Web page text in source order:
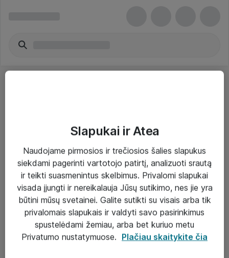
Paslaugos
Sprendimai
Įgyvendinti projektai
Atea ekspertų patarimai verslui
Slapukai ir Atea
Naudojame pirmosios ir trečiosios šalies slapukus
siekdami pagerinti vartotojo patirtį, analizuoti srautą
ir teikti suasmenintus skelbimus. Privalomi slapukai
visada įjungti ir nereikalauja Jūsų sutikimo, nes jie yra
būtini mūsų svetainei. Galite sutikti su visais arba tik
privalomais slapukais ir valdyti savo pasirinkimus
spustelėdami žemiau, arba bet kuriuo metu
Privatumo nustatymuose. Plačiau skaitykite čia